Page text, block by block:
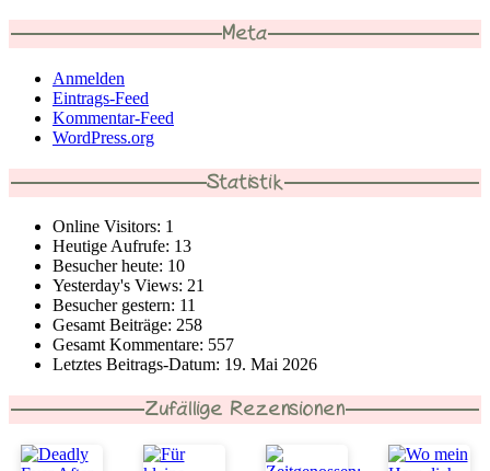
Meta
Anmelden
Eintrags-Feed
Kommentar-Feed
WordPress.org
Statistik
Online Visitors: 1
Heutige Aufrufe: 13
Besucher heute: 10
Yesterday's Views: 21
Besucher gestern: 11
Gesamt Beiträge: 258
Gesamt Kommentare: 557
Letztes Beitrags-Datum: 19. Mai 2026
Zufällige Rezensionen